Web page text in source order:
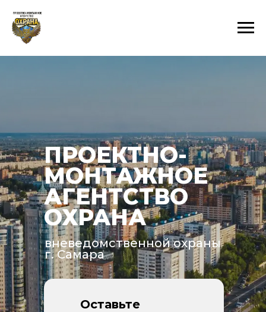
ПРОЕКТНО-
МОНТАЖНОЕ
АГЕНТСТВО
ОХРАНА
вневедомственной охраны
г. Самара
Оставьте